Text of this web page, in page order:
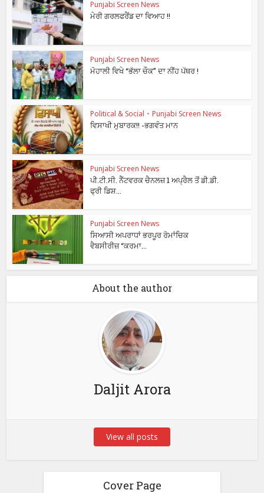
Punjabi Screen News
ਮੇਰੀ ਗਰਲਫਰੈਂਡ ਦਾ ਵਿਆਹ !!
Punjabi Screen News
ਮੋਹਾਲੀ ਵਿਖੇ “ਭੱਲਾ ਚੌਕ” ਦਾ ਨੀਂਹ ਪੱਥਰ !
Political & Social • Punjabi Screen News
ਵਿਸਾਖੀ ਮੁਬਾਰਕ!! -ਭਗਵੰਤ ਮਾਨ
Punjabi Screen News
ਪੀ.ਟੀ.ਸੀ. ਨੈੱਟਵਰਕ ਚੈਨਲਜ਼ 1 ਅਪ੍ਰੈਲ ਤੋਂ ਡੀ.ਡੀ.
ਫ੍ਰੀ ਡਿਸ਼...
Punjabi Screen News
ਸਿਆਸੀ ਅਪਰਾਧਾਂ ਭਰਪੂਰ ਰੋਮਾਂਚਿਕ
ਵੈਬਸੀਰੀਜ਼ “ਕਰਮਾ...
About the author
Daljit Arora
View all posts
Cover Page